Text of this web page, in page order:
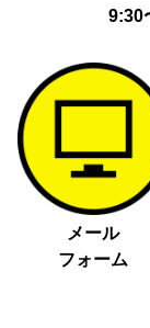
9:30
メール
フォーム